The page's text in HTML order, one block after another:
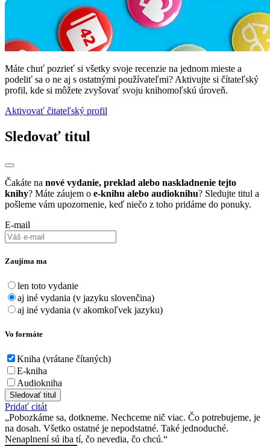
Máte chuť pozrieť si všetky svoje recenzie na jednom mieste a
podeliť sa o ne aj s ostatnými používateľmi? Aktivujte si čítateľský
profil, kde si môžete zvyšovať svoju knihomoľskú úroveň.
Aktivovať čitateľský profil
Sledovať titul
Čakáte na nové vydanie, preklad alebo naskladnenie tejto
knihy? Máte záujem o e-knihu alebo audioknihu? Sledujte titul a
pošleme vám upozornenie, keď niečo z toho pridáme do ponuky.
E-mail
Zaujíma ma
len toto vydanie
aj iné vydania (v jazyku slovenčina)
aj iné vydania (v akomkoľvek jazyku)
Vo formáte
Kniha (vrátane čítaných)
E-kniha
Audiokniha
Sledovať titul
Pridať citát
Pobozkáme sa, dotkneme. Nechceme nič viac. Čo potrebujeme, je
na dosah. Všetko ostatné je nepodstatné. Také jednoduché.
Nenaplnení sú iba tí, čo nevedia, čo chcú.